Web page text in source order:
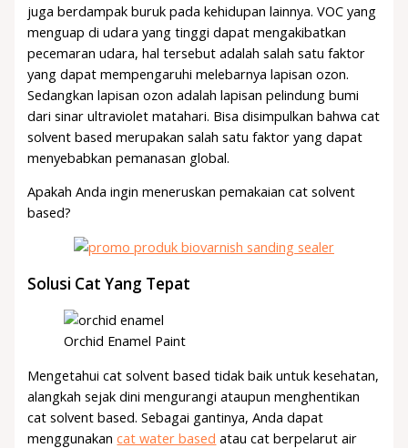
juga berdampak buruk pada kehidupan lainnya. VOC yang
menguap di udara yang tinggi dapat mengakibatkan
pecemaran udara, hal tersebut adalah salah satu faktor
yang dapat mempengaruhi melebarnya lapisan ozon.
Sedangkan lapisan ozon adalah lapisan pelindung bumi
dari sinar ultraviolet matahari. Bisa disimpulkan bahwa cat
solvent based merupakan salah satu faktor yang dapat
menyebabkan pemanasan global.
Apakah Anda ingin meneruskan pemakaian cat solvent
based?
Solusi Cat Yang Tepat
Orchid Enamel Paint
Mengetahui cat solvent based tidak baik untuk kesehatan,
alangkah sejak dini mengurangi ataupun menghentikan
cat solvent based. Sebagai gantinya, Anda dapat
menggunakancat water based atau cat berpelarut air